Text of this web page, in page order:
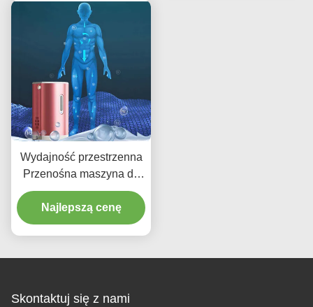
Wydajność przestrzenna
Przenośna maszyna do
wdychania wodoru 150
ml 225 ml
Najlepszą cenę
Skontaktuj się z nami